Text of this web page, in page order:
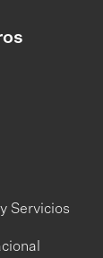
Servicios